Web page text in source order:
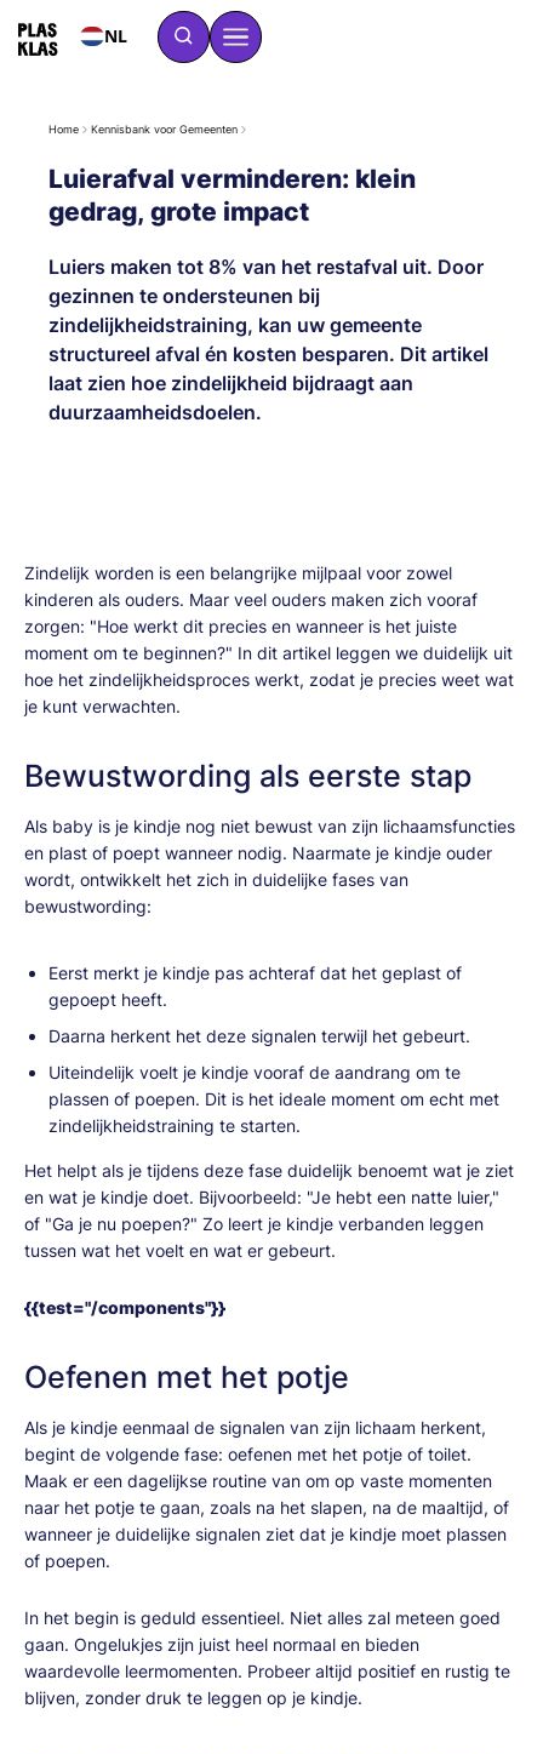
NL
Home Kennisbank voor Gemeenten
Luierafval verminderen: klein
gedrag, grote impact
Luiers maken tot 8% van het restafval uit. Door
gezinnen te ondersteunen bij
zindelijkheidstraining, kan uw gemeente
structureel afval én kosten besparen. Dit artikel
laat zien hoe zindelijkheid bijdraagt aan
duurzaamheidsdoelen.
Zindelijk worden is een belangrijke mijlpaal voor zowel
kinderen als ouders. Maar veel ouders maken zich vooraf
zorgen: "Hoe werkt dit precies en wanneer is het juiste
moment om te beginnen?" In dit artikel leggen we duidelijk uit
hoe het zindelijkheidsproces werkt, zodat je precies weet wat
je kunt verwachten.
Bewustwording als eerste stap
Als baby is je kindje nog niet bewust van zijn lichaamsfuncties
en plast of poept wanneer nodig. Naarmate je kindje ouder
wordt, ontwikkelt het zich in duidelijke fases van
bewustwording:
Eerst merkt je kindje pas achteraf dat het geplast of
gepoept heeft.
Daarna herkent het deze signalen terwijl het gebeurt.
Uiteindelijk voelt je kindje vooraf de aandrang om te
plassen of poepen. Dit is het ideale moment om echt met
zindelijkheidstraining te starten.
Het helpt als je tijdens deze fase duidelijk benoemt wat je ziet
en wat je kindje doet. Bijvoorbeeld: "Je hebt een natte luier,"
of "Ga je nu poepen?" Zo leert je kindje verbanden leggen
tussen wat het voelt en wat er gebeurt.
{{test="/components"}}
Oefenen met het potje
Als je kindje eenmaal de signalen van zijn lichaam herkent,
begint de volgende fase: oefenen met het potje of toilet.
Maak er een dagelijkse routine van om op vaste momenten
naar het potje te gaan, zoals na het slapen, na de maaltijd, of
wanneer je duidelijke signalen ziet dat je kindje moet plassen
of poepen.
In het begin is geduld essentieel. Niet alles zal meteen goed
gaan. Ongelukjes zijn juist heel normaal en bieden
waardevolle leermomenten. Probeer altijd positief en rustig te
blijven, zonder druk te leggen op je kindje.